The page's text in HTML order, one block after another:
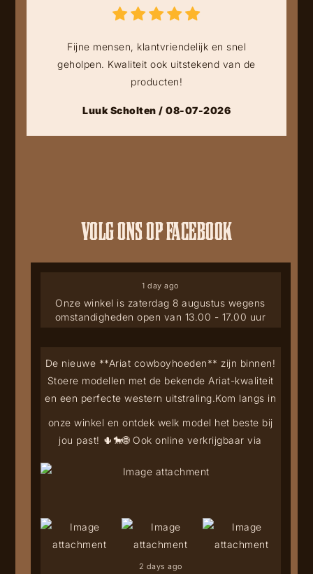
Fijne mensen, klantvriendelijk en snel
geholpen. Kwaliteit ook uitstekend van de
producten!
Luuk Scholten / 08-07-2026
VOLG ONS OP FACEBOOK
Onze winkel is zaterdag 8 augustus wegens
omstandigheden open van 13.00 - 17.00 uur
1 day ago
De nieuwe **Ariat cowboyhoeden** zijn binnen!
Stoere modellen met de bekende Ariat-kwaliteit
en een perfecte western uitstraling.Kom langs in
onze winkel en ontdek welk model het beste bij
jou past! 🌵🐎🌐 Ook online verkrijgbaar via
2 days ago